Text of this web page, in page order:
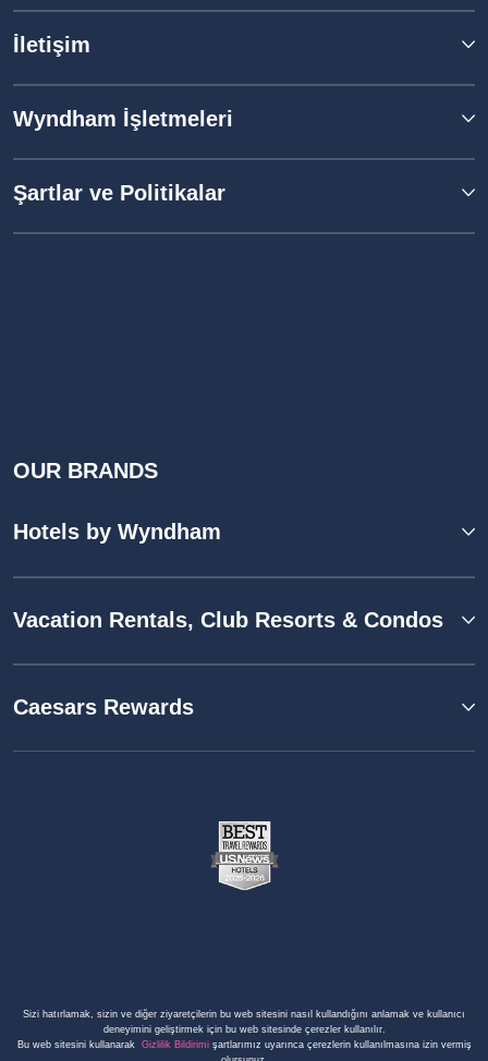
İletişim
Wyndham İşletmeleri
Şartlar ve Politikalar
OUR BRANDS
Hotels by Wyndham
Vacation Rentals, Club Resorts & Condos
Caesars Rewards
Sizi hatırlamak, sizin ve diğer ziyaretçilerin bu web sitesini nasıl kullandığını anlamak ve kullanıcı
deneyimini geliştirmek için bu web sitesinde çerezler kullanılır.
Bu web sitesini kullanarak Gizlilik Bildirimişartlarımız uyarınca çerezlerin kullanılmasına izin vermiş